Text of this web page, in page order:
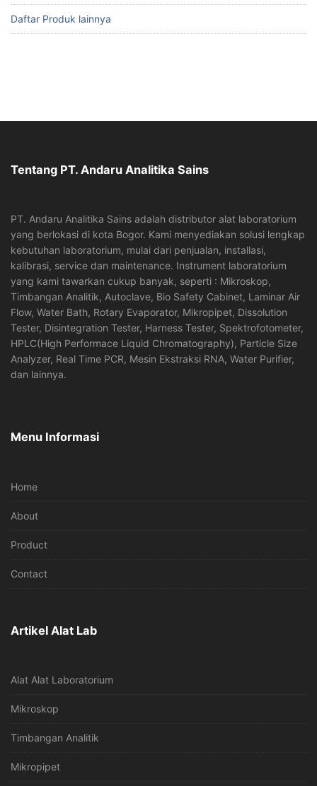
Daftar Produk lainnya
Tentang PT. Andaru Analitika Sains
PT. Andaru Analitika Sains adalah distributor alat laboratorium
yang berlokasi di kota Bogor. Kami menyediakan solusi lengkap
kebutuhan laboratorium, mulai dari penjualan, installasi,
kalibrasi, service dan maintenance. Instrument laboratorium
yang kami tawarkan cukup banyak, seperti : Mikroskop,
Timbangan Analitik, Autoclave, Bio Safety Cabinet, Laminar Air
Flow, Water Bath, Rotary Evaporator, Mikropipet, Dissolution
Tester, Disintegration Tester, Harness Tester, Spektrofotometer,
HPLC(High Performace Liquid Chromatography), Particle Size
Analyzer, Real Time PCR, Mesin Ekstraksi RNA, Water Purifier,
dan lainnya.
Menu Informasi
Home
About
Product
Contact
Artikel Alat Lab
Alat Alat Laboratorium
Mikroskop
Timbangan Analitik
Mikropipet